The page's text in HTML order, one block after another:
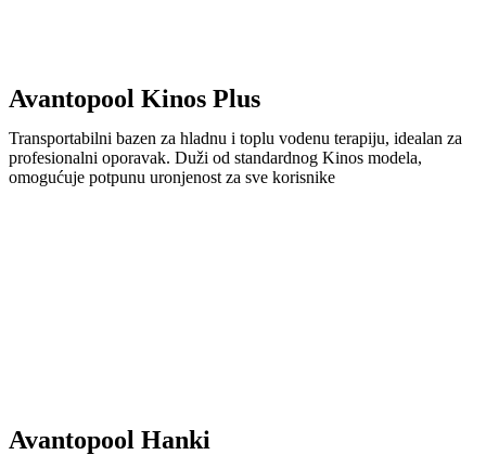
Avantopool Kinos Plus
Transportabilni bazen za hladnu i toplu vodenu terapiju, idealan za
profesionalni oporavak. Duži od standardnog Kinos modela,
omogućuje potpunu uronjenost za sve korisnike
Avantopool Hanki